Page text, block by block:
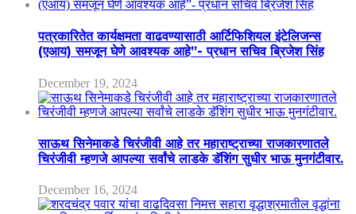
पत्रकारितेत कार्यक्षमता वाढवण्यासाठी आर्टिफिशियल इंटेलिजन्स
(एआय) समजून घेणे आवश्यक आहे”- प्रधान सचिव ब्रिजेश सिंह
December 19, 2024
साऊथ सिनेमाकडे चिरंजीवी आहे तर महाराष्ट्राच्या राजकारणातले
चिरंजीवी म्हणजे आपल्या सर्वांचे लाडके डॅशिंग सुधीर भाऊ मुनगंटीवार.
December 16, 2024